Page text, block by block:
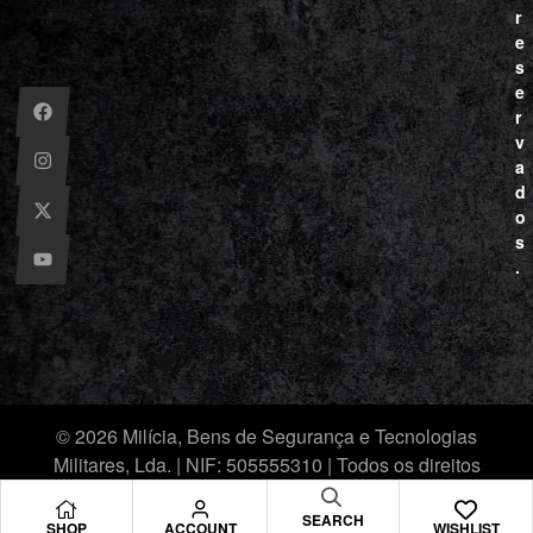
SHOP ACCOUNT SEARCH WISHLIST
r
e
s
e
r
v
a
d
o
s
.
© 2026 Milícia, Bens de Segurança e Tecnologias
Militares, Lda. | NIF: 505555310 | Todos os direitos